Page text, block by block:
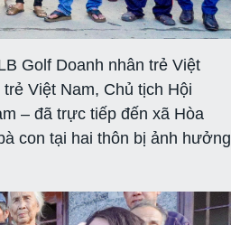
Golf Doanh nhân trẻ Việt
Việt Nam, Chủ tịch Hội
– đã trực tiếp đến xã Hòa
con tại hai thôn bị ảnh hưởng